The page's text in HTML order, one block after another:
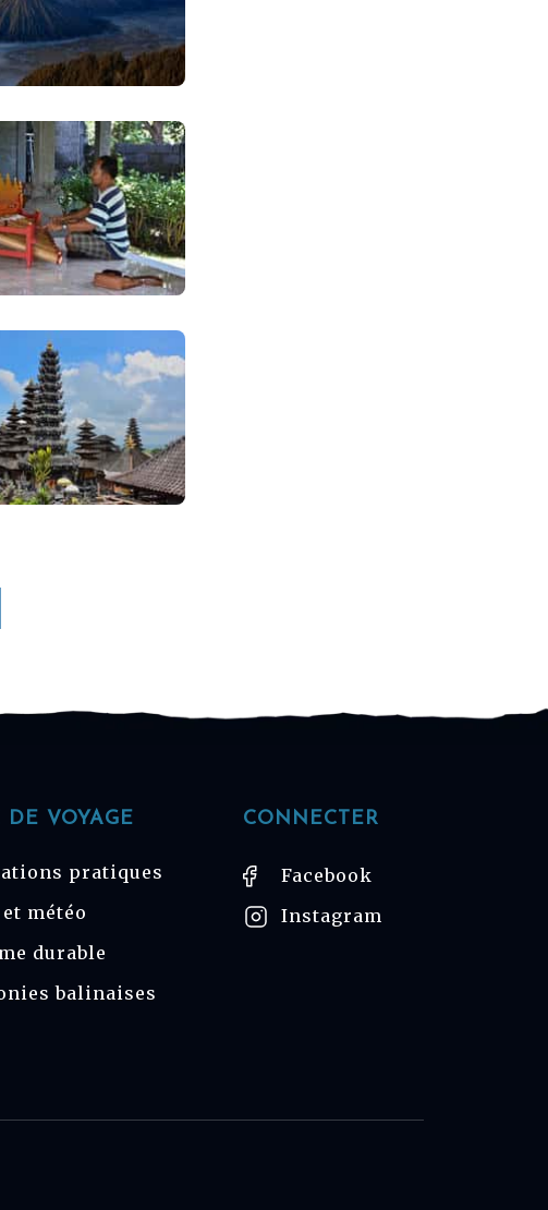
DE VOYAGE
pratiques
météo
durable
balinaises
CONNECTER
Facebook
Instagram